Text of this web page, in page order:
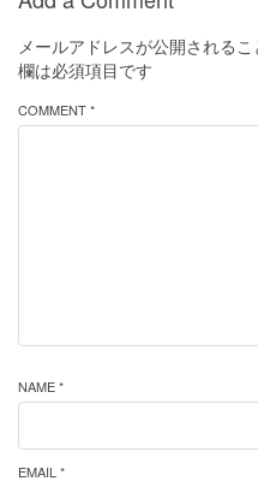
メールアドレスが公開されるこ
欄は必須項目です
COMMENT *
NAME *
EMAIL *